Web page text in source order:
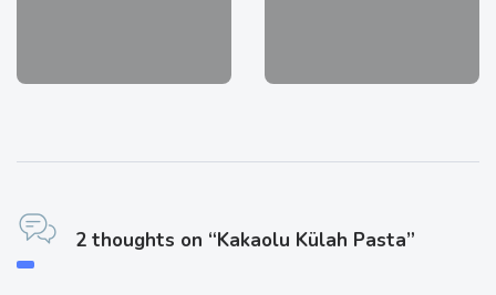
2 thoughts on “Kakaolu Külah Pasta”